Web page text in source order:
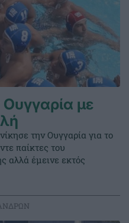
με
την Ουγγαρία για το
παίκτες του
αλλά έμεινε εκτός